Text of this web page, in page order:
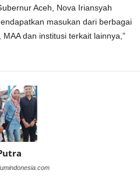
Aceh, Nova Iriansyah
masukan dari berbagai
dan institusi terkait lainnya,”